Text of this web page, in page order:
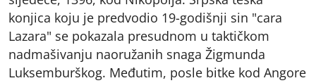
konjica koju je predvodio 19-godišnji sin "cara
Lazara" se pokazala presudnom u taktičkom
nadmašivanju naoružanih snaga Žigmunda
Luksemburškog. Međutim, posle bitke kod Angore